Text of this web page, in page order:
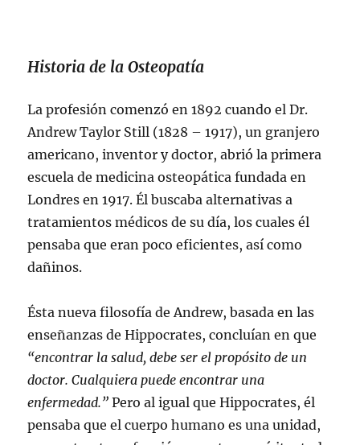
Historia de la Osteopatía
La profesión comenzó en 1892 cuando el Dr.
Andrew Taylor Still (1828 – 1917), un granjero
americano, inventor y doctor, abrió la primera
escuela de medicina osteopática fundada en
Londres en 1917. Él buscaba alternativas a
tratamientos médicos de su día, los cuales él
pensaba que eran poco eficientes, así como
dañinos.
Ésta nueva filosofía de Andrew, basada en las
enseñanzas de Hippocrates, concluían en que
“encontrar la salud, debe ser el propósito de un
doctor. Cualquiera puede encontrar una
enfermedad.”Pero al igual que Hippocrates, él
pensaba que el cuerpo humano es una unidad,